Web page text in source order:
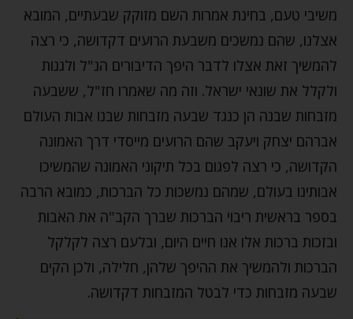
משיבי טעם, בחינת אמרות השם מזוקק שבעתיים, המובא
אצלנו, שהם נמשכים משבעת הרועים דקדושה, כי רצה
להמשיך זאת אצלו לדבר היפך הדיבורים הנ"ל ולגנות
ולקלל את שונאי ישראל. וזה מה שאמרו חז"ל, ששבעה
מזבחות שבנה הן כנגד שבעה מזבחות שבנו אבות העולם
אברהם יצחק ויעקב שהם הרועים מייסדי דרך האמונה
הקדושה, כי רצה לפגום בכל תיקוני האמונה שהמשיכו
אבותינו בעולם, שמהם נמשכות כל הברכות, כמובא הרבה
בספר בראשית ריבוי הברכות שברך הקב"ה את האבות
ובזכות ברכות אלו אנו חיים היום, ובלעם רצה לקלקל
הברכות ולהמשיך את ההיפך שלהן, חלילה, ולכן הקים
שבעה מזבחות כדי לבטל המזבחות דקדושה.